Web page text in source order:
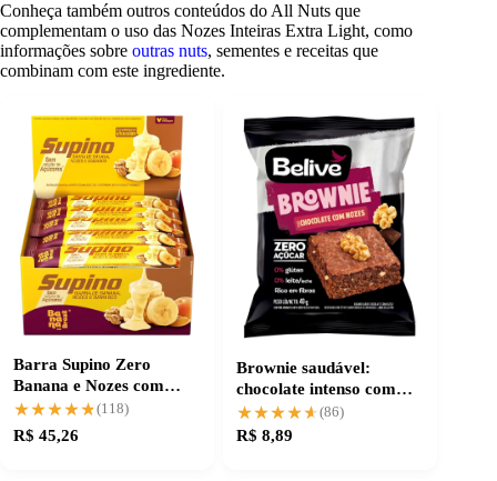
Conheça também outros conteúdos do All Nuts que
complementam o uso das Nozes Inteiras Extra Light, como
informações sobre outras nuts, sementes e receitas que
combinam com este ingrediente.
Barra Supino Zero
Banana e Nozes com
Chocolate Branco
★★★★★
★★★★★ (118)
R$ 45,26
Brownie saudável:
chocolate intenso com
nozes crocantes
★★★★★
★★★★★(86)
R$ 8,89